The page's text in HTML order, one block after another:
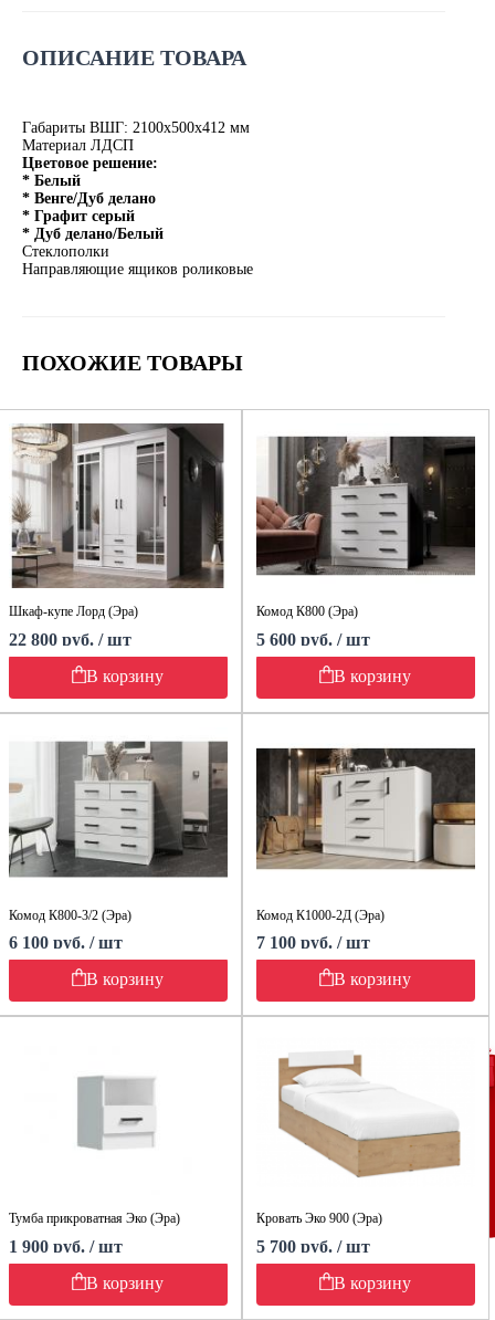
ОПИСАНИЕ ТОВАРА
Габариты ВШГ: 2100х500х412 мм
Материал ЛДСП
Цветовое решение:
* Белый
* Венге/Дуб делано
* Графит серый
* Дуб делано/Белый
Стеклополки
Направляющие ящиков роликовые
ПОХОЖИЕ ТОВАРЫ
Шкаф-купе Лорд (Эра)
22 800 руб. / шт
В корзину
Комод К800 (Эра)
5 600 руб. / шт
В корзину
Комод К800-3/2 (Эра)
6 100 руб. / шт
В корзину
Комод К1000-2Д (Эра)
7 100 руб. / шт
В корзину
Тумба прикроватная Эко (Эра)
1 900 руб. / шт
В корзину
Кровать Эко 900 (Эра)
5 700 руб. / шт
В корзину